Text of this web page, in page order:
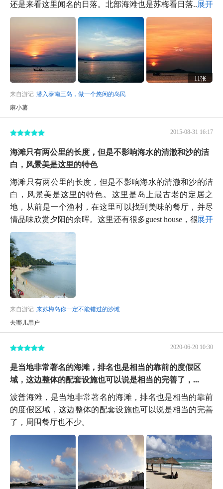
还是来看这里闻名的日落。北部海滩也是苏梅看日落...展开
11张
来自游记 潜入泰南三岛，做一个悠闲的岛民
麻小薯
2015-08-31 16:17
海滩只有两公里的长度，但是不影响海水的清澈和沙的洁
白，风景美是这里的特色
海滩只有两公里的长度，但是不影响海水的清澈和沙的洁
白，风景美是这里的特色。这里是岛上最古老的定居之
地，从前是一个渔村，在这里可以找到美味的餐厅，并尽
情品味欣赏夕阳的余晖。这里还有很多guest house，很...展开
来自游记 来苏梅岛你一定不能错过的沙滩
去哪儿用户
2020-06-20 10:30
是当地非常著名的海滩，排名也是相当的靠前的度假区
域，这边整体的配套设施也可以说是相当的完善了，...
波普海滩，是当地非常著名的海滩，排名也是相当的靠前
的度假区域，这边整体的配套设施也可以说是相当的完善
了，周围餐厅也不少。